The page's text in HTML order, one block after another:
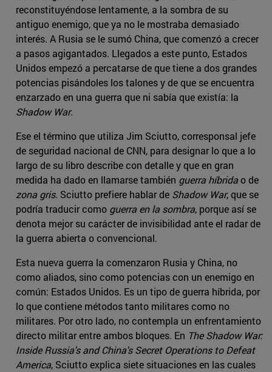
reconstituyéndose lentamente, a la sombra de su
antiguo enemigo, que ya no le mostraba demasiado
interés. A Rusia se le sumó China, que comenzó a crecer
a pasos agigantados. Llegados a este punto, Estados
Unidos empezó a percatarse de que tiene a dos grandes
potencias pisándoles los talones y de que se encuentra
enzarzado en una guerra que ni sabía que existía: la
Shadow War.
Ese el término que utiliza Jim Sciutto, corresponsal jefe
de seguridad nacional de CNN, para designar lo que a lo
largo de su libro describe con detalle y que en gran
medida ha dado en llamarse también guerra híbridao de
zona gris. Sciutto prefiere hablar de Shadow War, que se
podría traducir como guerra en la sombra, porque así se
denota mejor su carácter de invisibilidad ante el radar de
la guerra abierta o convencional.
Esta nueva guerra la comenzaron Rusia y China, no
como aliados, sino como potencias con un enemigo en
común: Estados Unidos. Es un tipo de guerra híbrida, por
lo que contiene métodos tanto militares como no
militares. Por otro lado, no contempla un enfrentamiento
directo militar entre ambos bloques. En The Shadow War:
Inside Russia's and China's Secret Operations to Defeat
America, Sciutto explica siete situaciones en las cuales